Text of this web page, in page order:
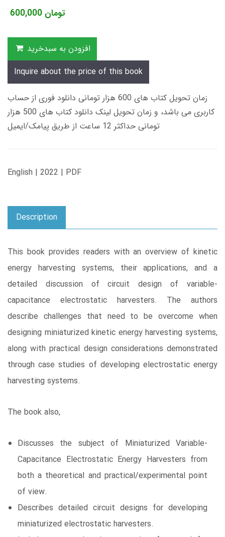
600,000 تومان
افزودن به سبدخرید
Inquire about the price of this book
زمان تحویل کتاب های 600 هزار تومانی دانلود فوری از حساب
کاربری می باشد، و زمان تحویل لینک دانلود کتاب های 500 هزار
تومانی حداکثر 12 ساعت از طریق پیامک/ایمیل
English | 2022 | PDF
Description
This book provides readers with an overview of kinetic
energy harvesting systems, their applications, and a
detailed discussion of circuit design of variable-
capacitance electrostatic harvesters. The authors
describe challenges that need to be overcome when
designing miniaturized kinetic energy harvesting systems,
along with practical design considerations demonstrated
through case studies of developing electrostatic energy
harvesting systems.
The book also,
Discusses the subject of Miniaturized Variable-
Capacitance Electrostatic Energy Harvesters from
both a theoretical and practical/experimental point
of view.
Describes detailed circuit designs for developing
miniaturized electrostatic harvesters.